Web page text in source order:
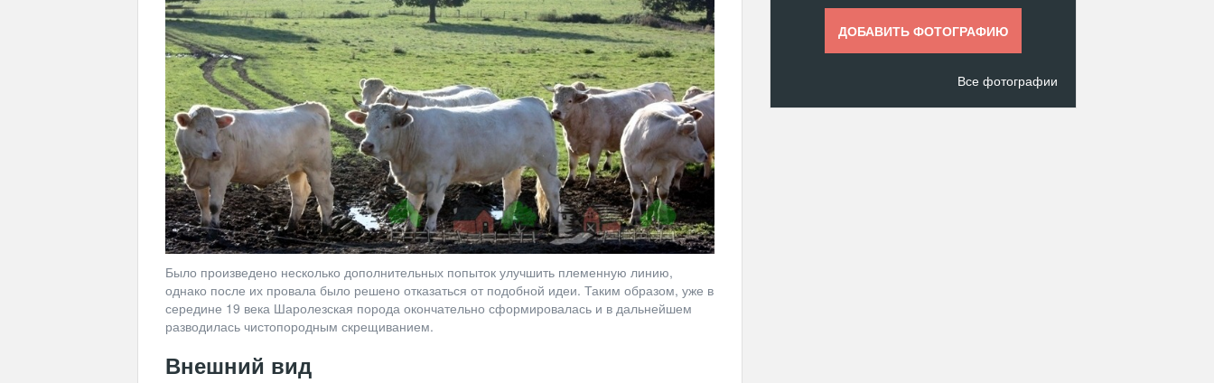
Было произведено несколько дополнительных попыток улучшить племенную линию,
однако после их провала было решено отказаться от подобной идеи. Таким образом, уже в
середине 19 века Шаролезская порода окончательно сформировалась и в дальнейшем
разводилась чистопородным скрещиванием.
Внешний вид
ДОБАВИТЬ ФОТОГРАФИЮ
Все фотографии